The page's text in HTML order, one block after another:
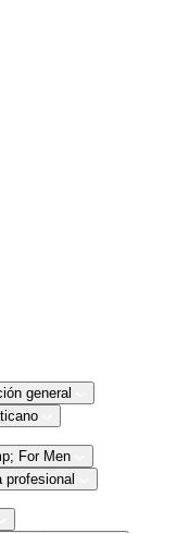
general
For Men
profesional